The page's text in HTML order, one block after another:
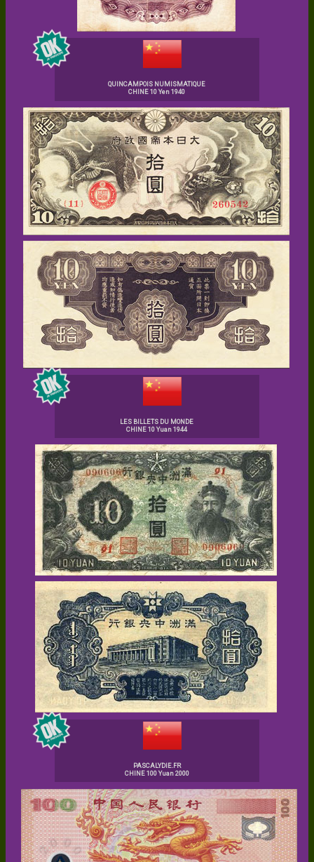
QUINCAMPOIS NUMISMATIQUE
CHINE 10 Yen 1940
LES BILLETS DU MONDE
CHINE 10 Yuan 1944
PASCALYDIE.FR
CHINE 100 Yuan 2000